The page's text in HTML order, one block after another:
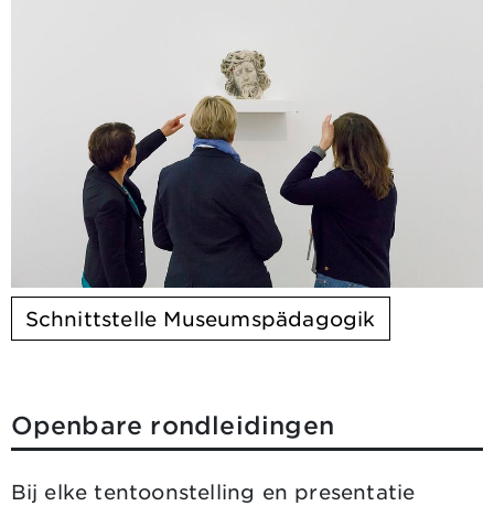
Schnittstelle Museumspädagogik
Openbare rondleidingen
Bij elke tentoonstelling en presentatie